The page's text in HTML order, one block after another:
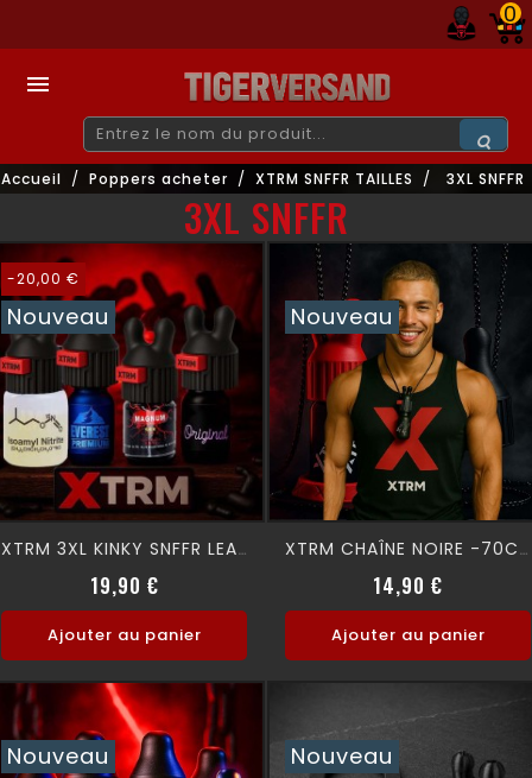
0

Accueil Poppers acheter XTRM SNFFR TAILLES 3XL SNFFR
3XL SNFFR
-20,00 €
Nouveau
XTRM 3XL KINKY SNFFR LEAK PROOF
19,90 €Prix normal
Prix
Ajouter au panier
Nouveau
XTRM CHAÎNE NOIRE -70CM-
14,90 €
Ajouter au panier
Nouveau Nouveau